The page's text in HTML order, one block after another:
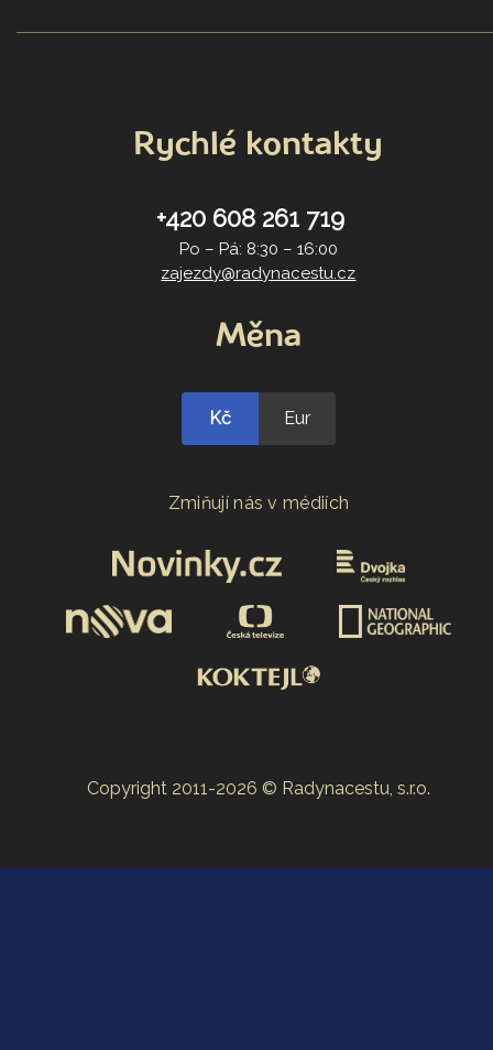
Rychlé kontakty
+420 608 261 719
Po – Pá: 8:30 – 16:00
zajezdy@radynacestu.cz
Měna
Kč Eur
Zmiňují nás v médiích
Copyright 2011-2026 © Radynacestu, s.r.o.